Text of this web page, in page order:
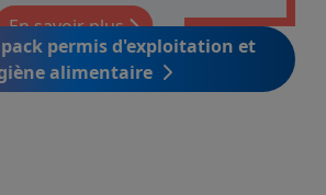
En savoir plus
permis d'exploitation et
alimentaire